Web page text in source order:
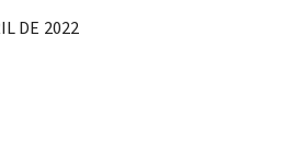
DE 2022